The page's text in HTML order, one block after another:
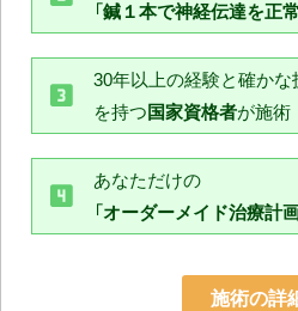
「鍼１本で神経伝達を正
30年以上の経験と確かな
を持つ 国家資格者が施術
あなただけの
「オーダーメイド治療計
施術の詳